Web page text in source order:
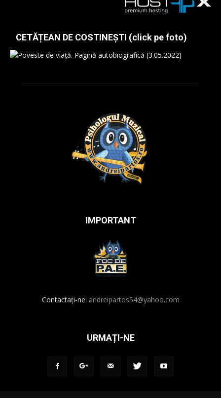
CETĂȚEAN DE COSTINEȘTI (click pe foto)
IMPORTANT
Contactați-ne: andreipartos54@yahoo.com
URMAȚI-NE